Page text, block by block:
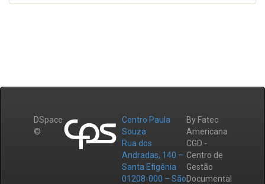
DSpace
©
Centro Paula
Souza
Rua dos
Andradas, 140 –
Santa Efigênia
01208-000 – São
By Fatec
Americana
CGD -
Centro de
Gestão
Documental